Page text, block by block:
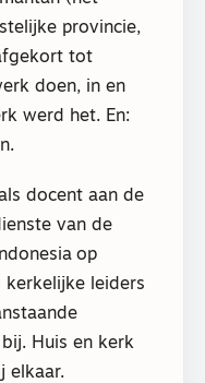
provincie,
tot
doen, in en
werd het. En:
docent aan de
van de
op
kerkelijke leiders
Huis en kerk
elkaar.